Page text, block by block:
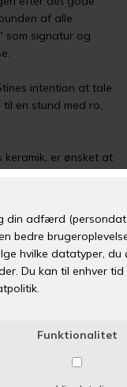
af alle
som signatur og
intention at tale
en stund med ro,
er ønsket at
i stentøjsler og
Der kan derfor
udtryk.